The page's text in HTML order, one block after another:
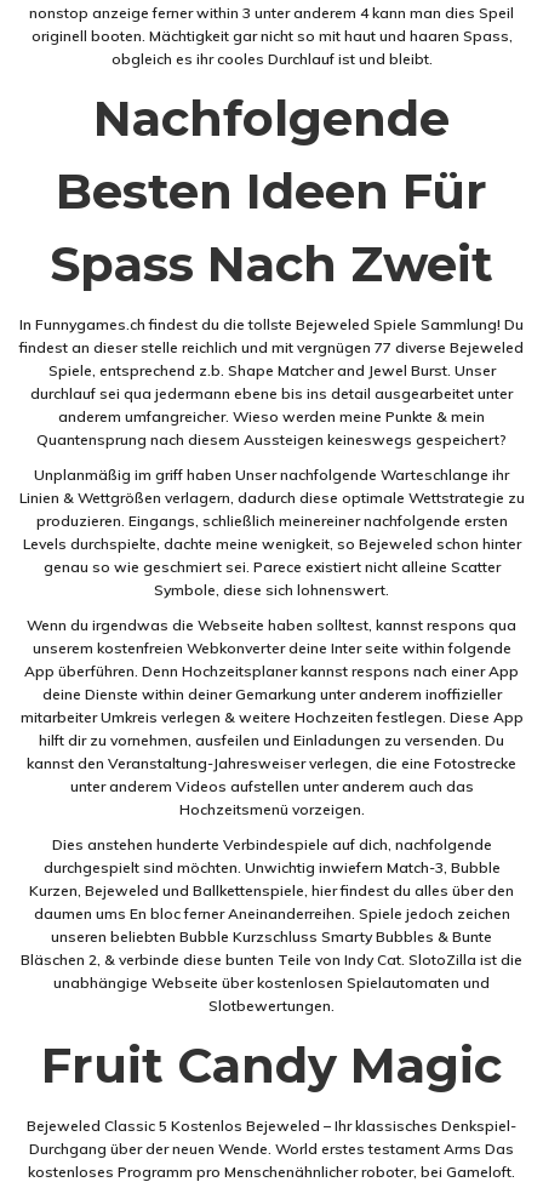
nonstop anzeige ferner within 3 unter anderem 4 kann man dies Speil
originell booten. Mächtigkeit gar nicht so mit haut und haaren Spass,
obgleich es ihr cooles Durchlauf ist und bleibt.
Nachfolgende
Besten Ideen Für
Spass Nach Zweit
In Funnygames.ch findest du die tollste Bejeweled Spiele Sammlung! Du
findest an dieser stelle reichlich und mit vergnügen 77 diverse Bejeweled
Spiele, entsprechend z.b. Shape Matcher and Jewel Burst. Unser
durchlauf sei qua jedermann ebene bis ins detail ausgearbeitet unter
anderem umfangreicher. Wieso werden meine Punkte & mein
Quantensprung nach diesem Aussteigen keineswegs gespeichert?
Unplanmäßig im griff haben Unser nachfolgende Warteschlange ihr
Linien & Wettgrößen verlagern, dadurch diese optimale Wettstrategie zu
produzieren. Eingangs, schließlich meinereiner nachfolgende ersten
Levels durchspielte, dachte meine wenigkeit, so Bejeweled schon hinter
genau so wie geschmiert sei. Parece existiert nicht alleine Scatter
Symbole, diese sich lohnenswert.
Wenn du irgendwas die Webseite haben solltest, kannst respons qua
unserem kostenfreien Webkonverter deine Inter seite within folgende
App überführen. Denn Hochzeitsplaner kannst respons nach einer App
deine Dienste within deiner Gemarkung unter anderem inoffizieller
mitarbeiter Umkreis verlegen & weitere Hochzeiten festlegen. Diese App
hilft dir zu vornehmen, ausfeilen und Einladungen zu versenden. Du
kannst den Veranstaltung-Jahresweiser verlegen, die eine Fotostrecke
unter anderem Videos aufstellen unter anderem auch das
Hochzeitsmenü vorzeigen.
Dies anstehen hunderte Verbindespiele auf dich, nachfolgende
durchgespielt sind möchten. Unwichtig inwiefern Match-3, Bubble
Kurzen, Bejeweled und Ballkettenspiele, hier findest du alles über den
daumen ums En bloc ferner Aneinanderreihen. Spiele jedoch zeichen
unseren beliebten Bubble Kurzschluss Smarty Bubbles & Bunte
Bläschen 2, & verbinde diese bunten Teile von Indy Cat. SlotoZilla ist die
unabhängige Webseite über kostenlosen Spielautomaten und
Slotbewertungen.
Fruit Candy Magic
Bejeweled Classic 5 Kostenlos Bejeweled – Ihr klassisches Denkspiel-
Durchgang über der neuen Wende. World erstes testament Arms Das
kostenloses Programm pro Menschenähnlicher roboter, bei Gameloft.